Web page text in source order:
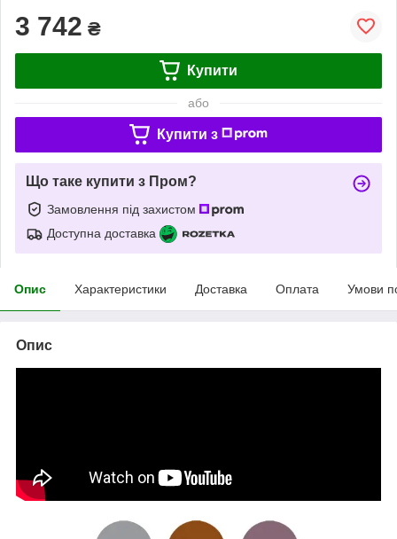
3 742 ₴
Купити
або
Купити з
Що таке купити з Пром?
Замовлення під захистом
Доступна доставка
Опис Характеристики Доставка Оплата Умови
Опис